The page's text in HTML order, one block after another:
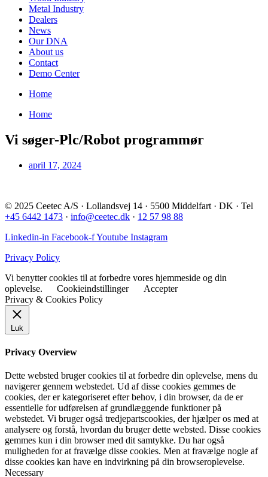
Metal Industry
Dealers
News
Our DNA
About us
Contact
Demo Center
Home
Home
Vi søger-Plc/Robot programmør
april 17, 2024
© 2025 Ceetec A/S · Lollandsvej 14 · 5500 Middelfart · DK · Tel
+45 6442 1473 · info@ceetec.dk · 12 57 98 88
Linkedin-in Facebook-fYoutube Instagram
Privacy Policy
Vi benytter cookies til at forbedre vores hjemmeside og din
oplevelse.
Cookieindstillinger
Accepter
Privacy & Cookies Policy
Luk
Privacy Overview
Dette websted bruger cookies til at forbedre din oplevelse, mens du
navigerer gennem webstedet. Ud af disse cookies gemmes de
cookies, der er kategoriseret efter behov, i din browser, da de er
essentielle for udførelsen af ​​grundlæggende funktioner på
webstedet. Vi bruger også tredjepartscookies, der hjælper os med at
analysere og forstå, hvordan du bruger dette websted. Disse cookies
gemmes kun i din browser med dit samtykke. Du har også
muligheden for at fravælge disse cookies. Men at fravælge nogle af
disse cookies kan have en indvirkning på din browseroplevelse.
Necessary